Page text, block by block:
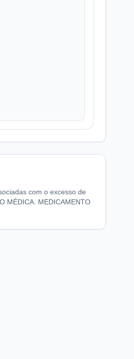
com o excesso de
MÉDICA. MEDICAMENTO